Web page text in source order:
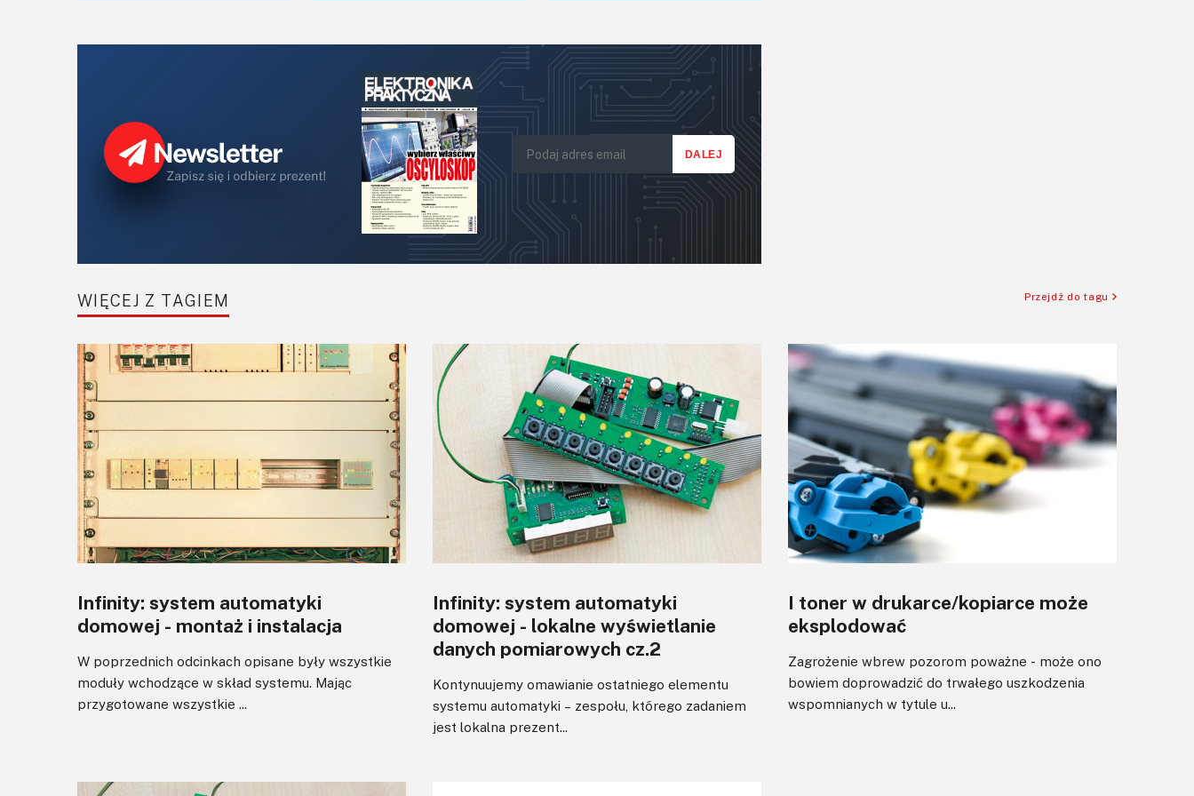
WIĘCEJ Z TAGIEM Przejdź do tagu
Infinity: system automatyki
domowej - montaż i instalacja
W poprzednich odcinkach opisane były wszystkie
moduły wchodzące w skład systemu. Mając
przygotowane wszystkie ...
Infinity: system automatyki
domowej - lokalne wyświetlanie
danych pomiarowych cz.2
Kontynuujemy omawianie ostatniego elementu
systemu automatyki – zespołu, którego zadaniem
jest lokalna prezent...
I toner w drukarce/kopiarce może
eksplodować
Zagrożenie wbrew pozorom poważne - może ono
bowiem doprowadzić do trwałego uszkodzenia
wspomnianych w tytule u...